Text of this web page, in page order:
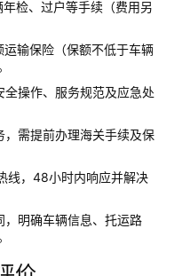
检、过户等手续（费用另
输保险（保额不低于车辆
操作、服务规范及应急处
需提前办理海关手续及保
线，48小时内响应并解决
明确车辆信息、托运路